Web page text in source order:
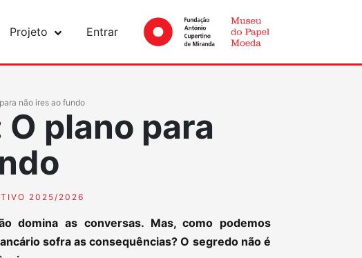
Projeto Entrar
não ires ao fundo
plano para
2025/2026
domina as conversas. Mas, como podemos
sofra as consequências? O segredo não é